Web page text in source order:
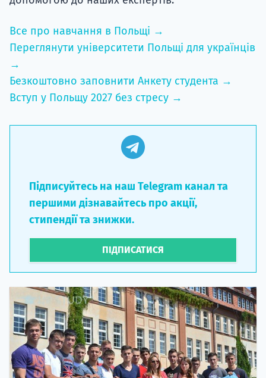
Все про навчання в Польщі →
Переглянути університети Польщі для українців
→
Безкоштовно заповнити Анкету студента →
Вступ у Польщу 2027 без стресу →
Підписуйтесь на наш Telegram канал та
першими дізнавайтесь про акції,
стипендії та знижки.
ПІДПИСАТИСЯ